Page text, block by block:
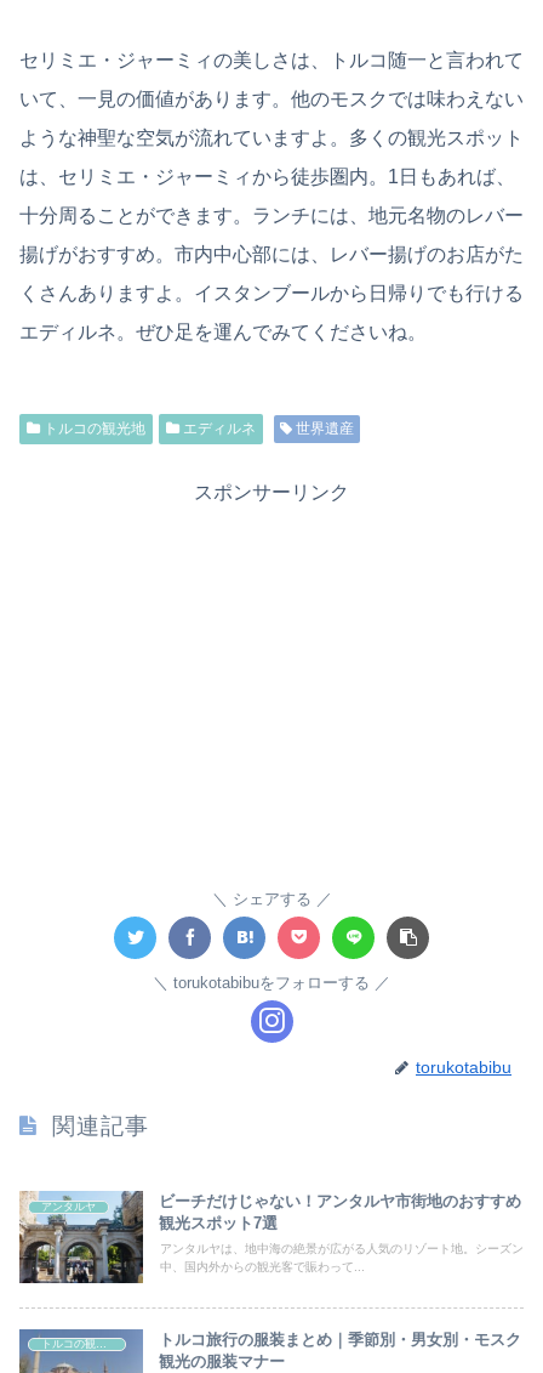
セリミエ・ジャーミィの美しさは、トルコ随一と言われて
いて、一見の価値があります。他のモスクでは味わえない
ような神聖な空気が流れていますよ。多くの観光スポット
は、セリミエ・ジャーミィから徒歩圏内。1日もあれば、
十分周ることができます。ランチには、地元名物のレバー
揚げがおすすめ。市内中心部には、レバー揚げのお店がた
くさんありますよ。イスタンブールから日帰りでも行ける
エディルネ。ぜひ足を運んでみてくださいね。
トルコの観光地 エディルネ 世界遺産
スポンサーリンク
シェアする
torukotabibuをフォローする
torukotabibu
関連記事
アンタルヤ
ビーチだけじゃない！アンタルヤ市街地のおすすめ
観光スポット7選
アンタルヤは、地中海の絶景が広がる人気のリゾート地。シーズン
中、国内外からの観光客で賑わって...
トルコの観光地
トルコ旅行の服装まとめ｜季節別・男女別・モスク
観光の服装マナー